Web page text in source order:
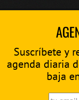
Suscríbete y
agenda diaria
baja